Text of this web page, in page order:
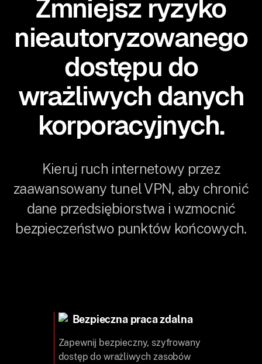
Zmniejsz ryzyko
nieautoryzowanego
dostępu do
wrażliwych danych
korporacyjnych.
Kieruj ruch internetowy przez
zaawansowany tunel VPN, aby chronić
dane przedsiębiorstwa i wzmocnić
bezpieczeństwo punktów końcowych.
Bezpieczna praca zdalna
Zapewnij bezpieczny, szyfrowany
dostęp do wrażliwych zasobów